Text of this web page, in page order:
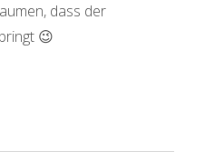
dass der
😉